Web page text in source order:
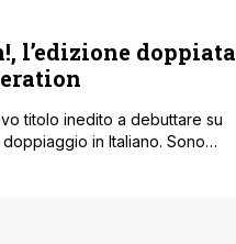
l’edizione doppiata
titolo inedito a debuttare su
in Italiano. Sono